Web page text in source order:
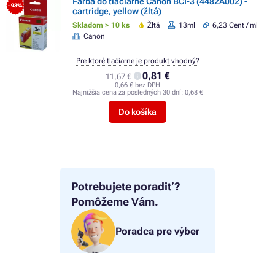
Potrebujete poradiť?
Pomôžeme Vám.
Poradca pre výber
- 93%
cartridge, yellow (žltá)
Skladom > 10 ks Žltá 13ml
6,23 Cent / ml
Canon
11,67 € 0,81 €
0,66 € bez DPH
Najnižšia cena za posledných 30 dní: 0,68 €
Do košíka
Pre ktoré tlačiarne je produkt vhodný?